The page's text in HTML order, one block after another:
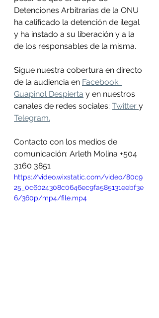
Detenciones Arbitrarias de la ONU
ha calificado la detención de ilegal
y ha instado a su liberación y a la
de los responsables de la misma.
Sigue nuestra cobertura en directo
de la audiencia en Facebook:
Guapinol Despierta y en nuestros
canales de redes sociales: Twitter y
Telegram.
Contacto con los medios de
comunicación: Arleth Molina +504
3160 3851
https://video.wixstatic.com/video/80c9
25_0c6024308c0646ec9fa585131eebf3e
6/360p/mp4/file.mp4